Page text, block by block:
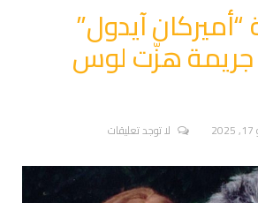
آيدول”
جريمة هزّت لوس
لا توجد تعليقات